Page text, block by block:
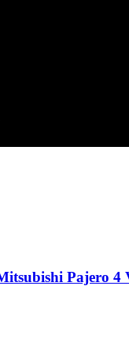
Pajero 4